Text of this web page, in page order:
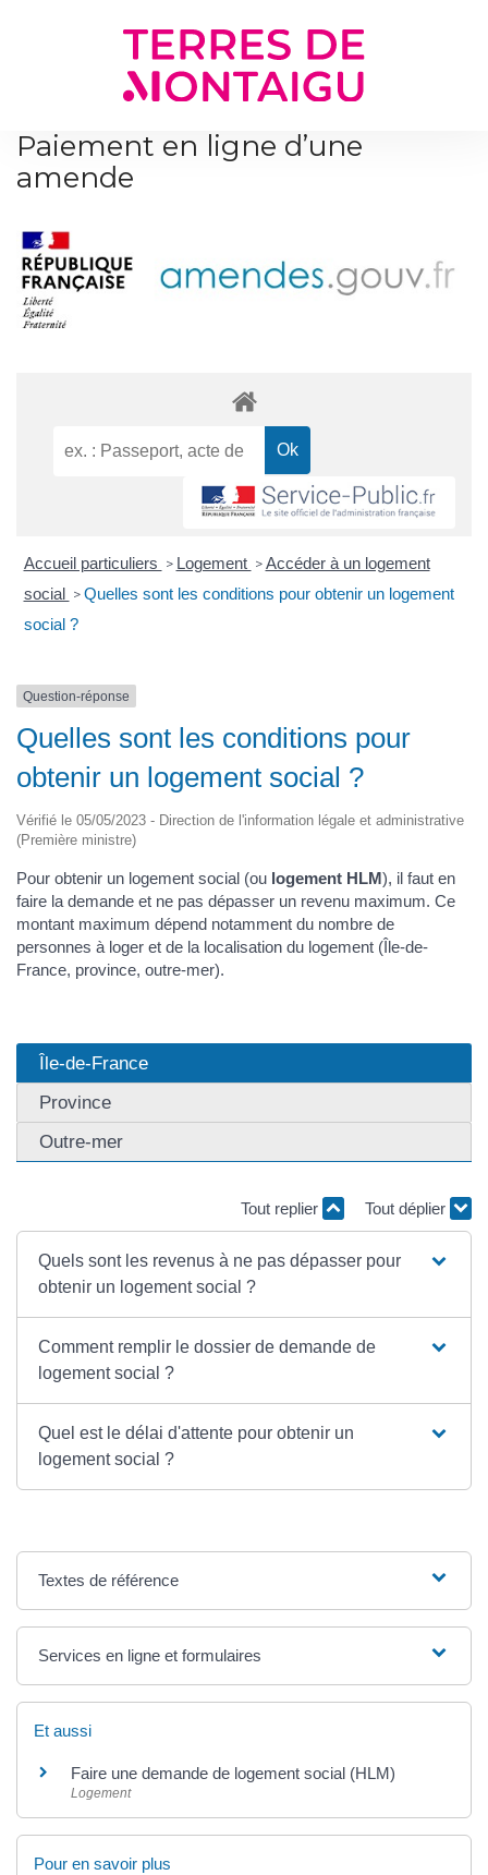
Paiement en ligne d’une
amende
Accueil particuliers > Logement > Accéder à un logement
social > Quelles sont les conditions pour obtenir un logement
social ?
Question-réponse
Quelles sont les conditions pour
obtenir un logement social ?
Vérifié le 05/05/2023 - Direction de l'information légale et administrative
(Première ministre)
Pour obtenir un logement social (ou logement HLM), il faut en
faire la demande et ne pas dépasser un revenu maximum. Ce
montant maximum dépend notamment du nombre de
personnes à loger et de la localisation du logement (Île-de-
France, province, outre-mer).
Île-de-France
Province
Outre-mer
Tout replier Tout déplier
Quels sont les revenus à ne pas dépasser pour
obtenir un logement social ?
Comment remplir le dossier de demande de
logement social ?
Quel est le délai d'attente pour obtenir un
logement social ?
Textes de référence
Services en ligne et formulaires
Et aussi
Faire une demande de logement social (HLM)
Logement
Pour en savoir plus